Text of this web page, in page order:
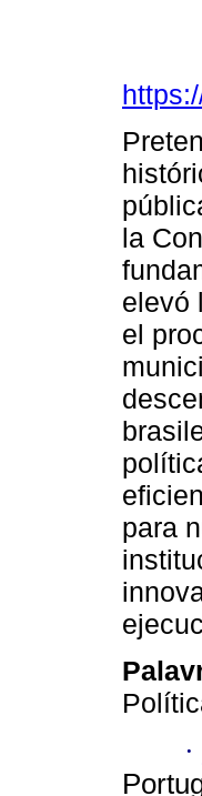
la
elevó
el
para
·